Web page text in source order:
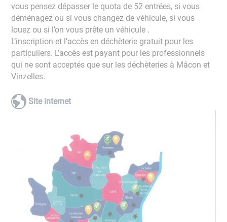
vous pensez dépasser le quota de 52 entrées, si vous
déménagez ou si vous changez de véhicule, si vous
louez ou si l’on vous prête un véhicule .
L’inscription et l’accès en déchèterie gratuit pour les
particuliers. L’accès est payant pour les professionnels
qui ne sont acceptés que sur les déchèteries à Mâcon et
Vinzelles.
Site internet